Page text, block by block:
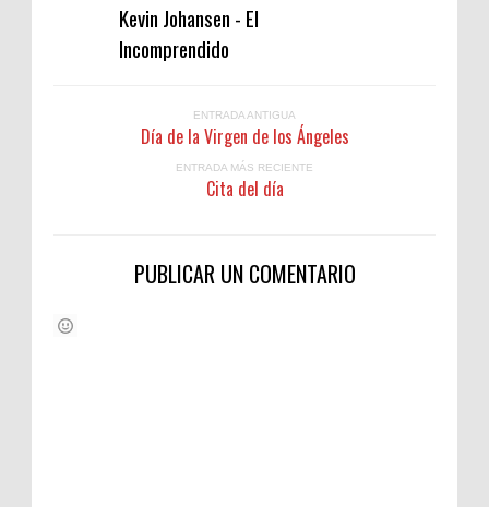
Kevin Johansen - El
Incomprendido
ENTRADA ANTIGUA
Día de la Virgen de los Ángeles
ENTRADA MÁS RECIENTE
Cita del día
PUBLICAR UN COMENTARIO